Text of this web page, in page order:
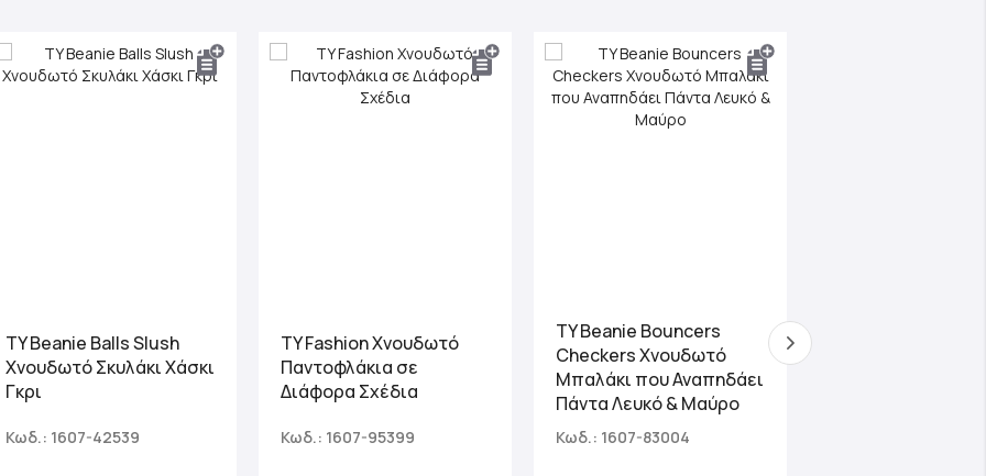
TY Beanie Balls Slush
Χνουδωτό Σκυλάκι Χάσκι
Γκρι
Κωδ.: 1607-42539
TY Fashion Χνουδωτό
Παντοφλάκια σε
Διάφορα Σχέδια
Κωδ.: 1607-95399
TY Beanie Bouncers
Checkers Χνουδωτό
Μπαλάκι που Αναπηδάει
Πάντα Λευκό & Μαύρο
Κωδ.: 1607-83004